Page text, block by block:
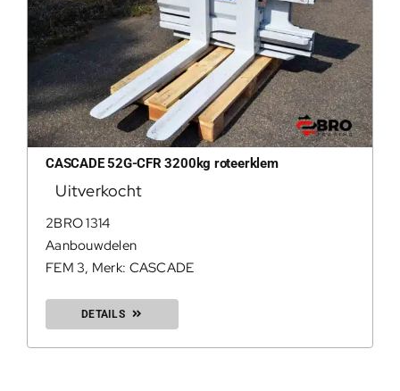
CASCADE 52G-CFR 3200kg roteerklem
Uitverkocht
2BRO 1314
Aanbouwdelen
FEM 3, Merk: CASCADE
DETAILS